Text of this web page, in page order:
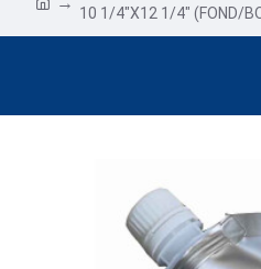
10 1/4"X12 1/4" (FOND/